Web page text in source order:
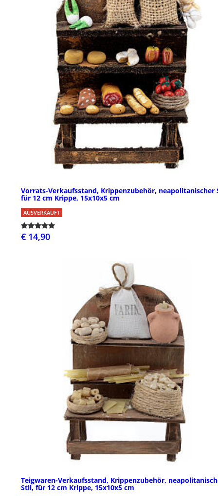
Vorrats-Verkaufsstand, Krippenzubehör, neapolitanischer
für 12 cm Krippe, 15x10x5 cm
AUSVERKAUFT
€ 14,90
Teigwaren-Verkaufsstand, Krippenzubehör,
Stil, für 12 cm Krippe, 15x10x5 cm